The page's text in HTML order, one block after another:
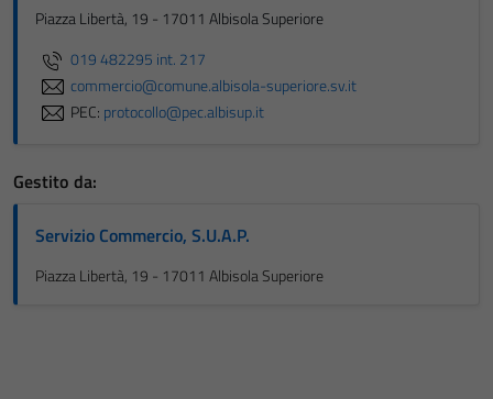
Piazza Libertà, 19 - 17011 Albisola Superiore
019 482295 int. 217
commercio@comune.albisola-superiore.sv.it
PEC: protocollo@pec.albisup.it
Gestito da:
Servizio Commercio, S.U.A.P.
Piazza Libertà, 19 - 17011 Albisola Superiore